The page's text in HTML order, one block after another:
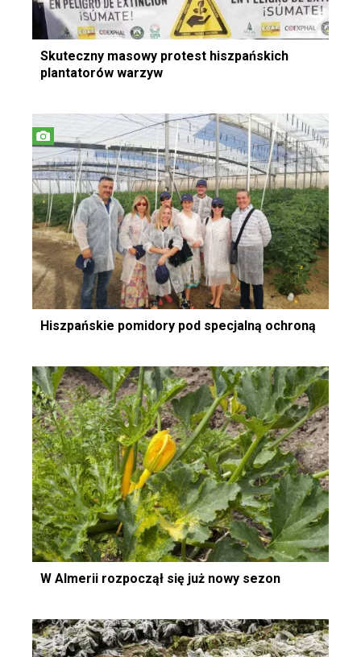
Skuteczny masowy protest hiszpańskich
plantatorów warzyw
Hiszpańskie pomidory pod specjalną ochroną
W Almerii rozpoczął się już nowy sezon